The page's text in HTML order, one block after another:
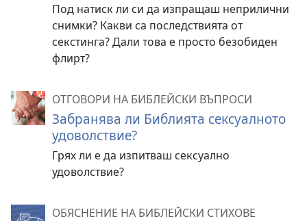
Под натиск ли си да изпращаш неприлични
снимки? Какви са последствията от
секстинга? Дали това е просто безобиден
флирт?
ОТГОВОРИ НА БИБЛЕЙСКИ ВЪПРОСИ
Забранява ли Библията сексуалното
удоволствие?
Грях ли е да изпитваш сексуално
удоволствие?
ОБЯСНЕНИЕ НА БИБЛЕЙСКИ СТИХОВЕ